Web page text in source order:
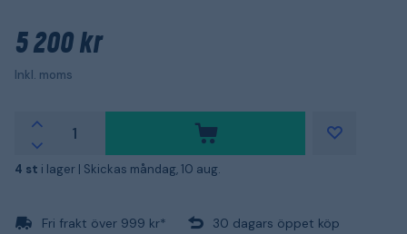
5 200 kr
Inkl. moms
4 st i lager | Skickas måndag, 10 aug.
Fri frakt över 999 kr* 30 dagars öppet köp